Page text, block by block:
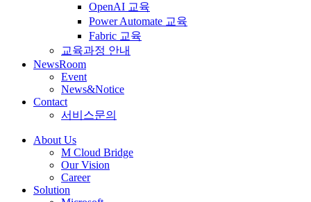
OpenAI 교육
Power Automate 교육
Fabric 교육
교육과정 안내
NewsRoom
Event
News&Notice
Contact
서비스문의
About Us
M Cloud Bridge
Our Vision
Career
Solution